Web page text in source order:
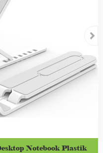
Notebook Plastik